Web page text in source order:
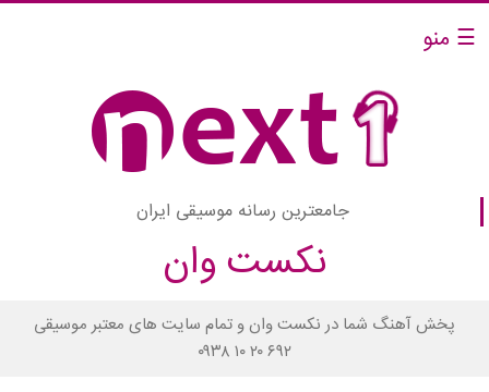
☰ منو
جامعترین رسانه موسیقی ایران
نکست وان
پخش آهنگ شما در نکست وان و تمام سایت های معتبر موسیقی
۰۹۳۸ ۱۰ ۲۰ ۶۹۲